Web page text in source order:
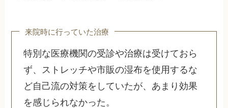
来院時に行っていた治療
特別な医療機関の受診や治療は受けておら
ず、ストレッチや市販の湿布を使用するな
ど自己流の対策をしていたが、あまり効果
を感じられなかった。